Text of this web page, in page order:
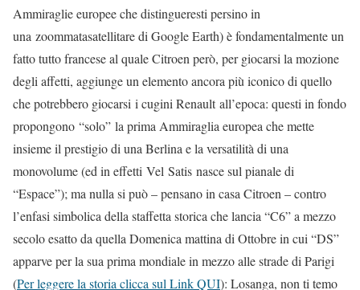
Ammiraglie europee che distingueresti persino in
una zoommatasatellitare di Google Earth) è fondamentalmente un
fatto tutto francese al quale Citroen però, per giocarsi la mozione
degli affetti, aggiunge un elemento ancora più iconico di quello
che potrebbero giocarsi i cugini Renault all’epoca: questi in fondo
propongono “solo” la prima Ammiraglia europea che mette
insieme il prestigio di una Berlina e la versatilità di una
monovolume (ed in effetti Vel Satis nasce sul pianale di
“Espace”); ma nulla si può – pensano in casa Citroen – contro
l’enfasi simbolica della staffetta storica che lancia “C6” a mezzo
secolo esatto da quella Domenica mattina di Ottobre in cui “DS”
apparve per la sua prima mondiale in mezzo alle strade di Parigi
(Per leggere la storia clicca sul Link QUI): Losanga, non ti temo